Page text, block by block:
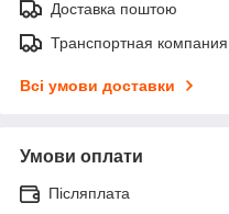
Доставка поштою
Транспортная компания
Всі умови доставки
Умови оплати
Післяплата